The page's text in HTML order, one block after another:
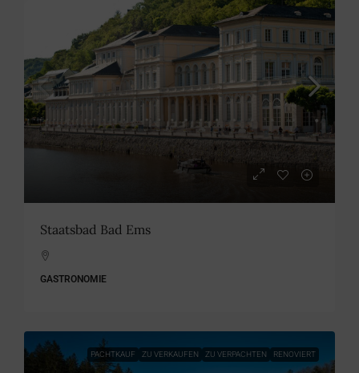
Staatsbad Bad Ems
GASTRONOMIE
PACHTKAUF ZU VERKAUFEN ZU VERPACHTEN RENOVIERT